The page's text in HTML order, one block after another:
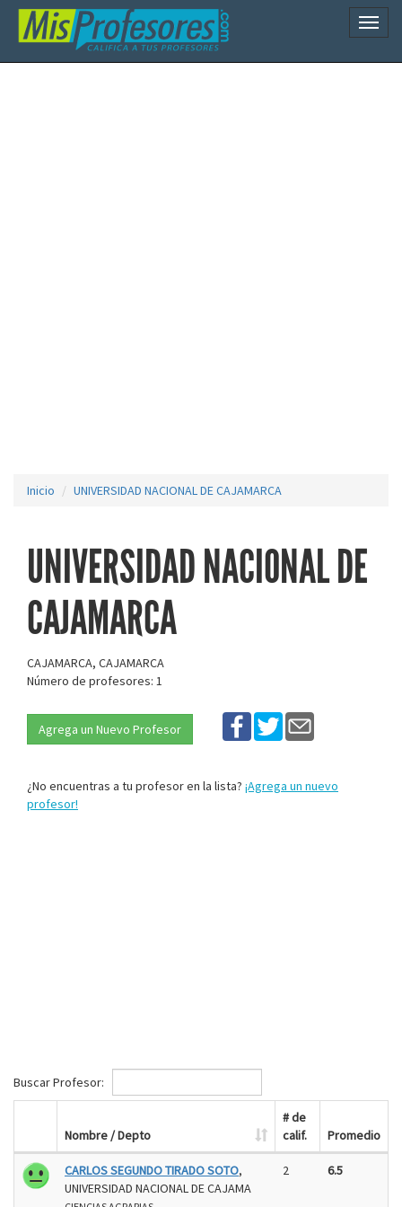
Inicio UNIVERSIDAD NACIONAL DE CAJAMARCA
UNIVERSIDAD NACIONAL DE
CAJAMARCA
CAJAMARCA, CAJAMARCA
Número de profesores: 1
Agrega un Nuevo Profesor
¿No encuentras a tu profesor en la lista? ¡Agrega un nuevo
profesor!
Buscar Profesor:
Nombre / Depto
# de
calif.
Promedio
CARLOS SEGUNDO TIRADO SOTO,
UNIVERSIDAD NACIONAL DE CAJAMA
2 6.5